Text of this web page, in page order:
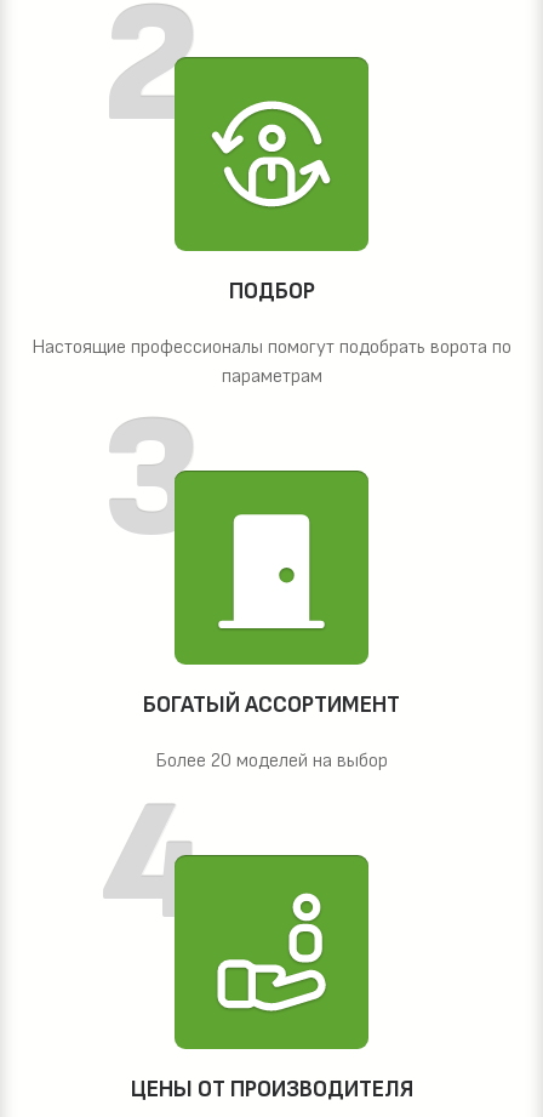
ПОДБОР
Настоящие профессионалы помогут подобрать ворота по
параметрам
БОГАТЫЙ АССОРТИМЕНТ
Более 20 моделей на выбор
ЦЕНЫ ОТ ПРОИЗВОДИТЕЛЯ